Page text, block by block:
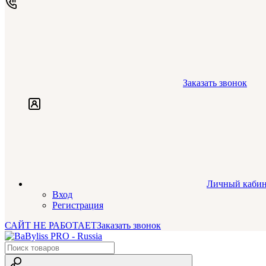
Заказать звонок
Личный
Вход
Регистрация
САЙТ НЕ РАБОТАЕТЗаказать звонок